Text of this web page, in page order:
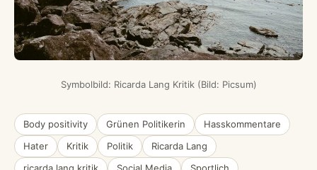
Symbolbild: Ricarda Lang Kritik (Bild: Picsum)
Body positivity Grünen Politikerin
Hasskommentare
Hater
Kritik Politik
Ricarda Lang
ricarda lang kritik
Social Media Sportlich